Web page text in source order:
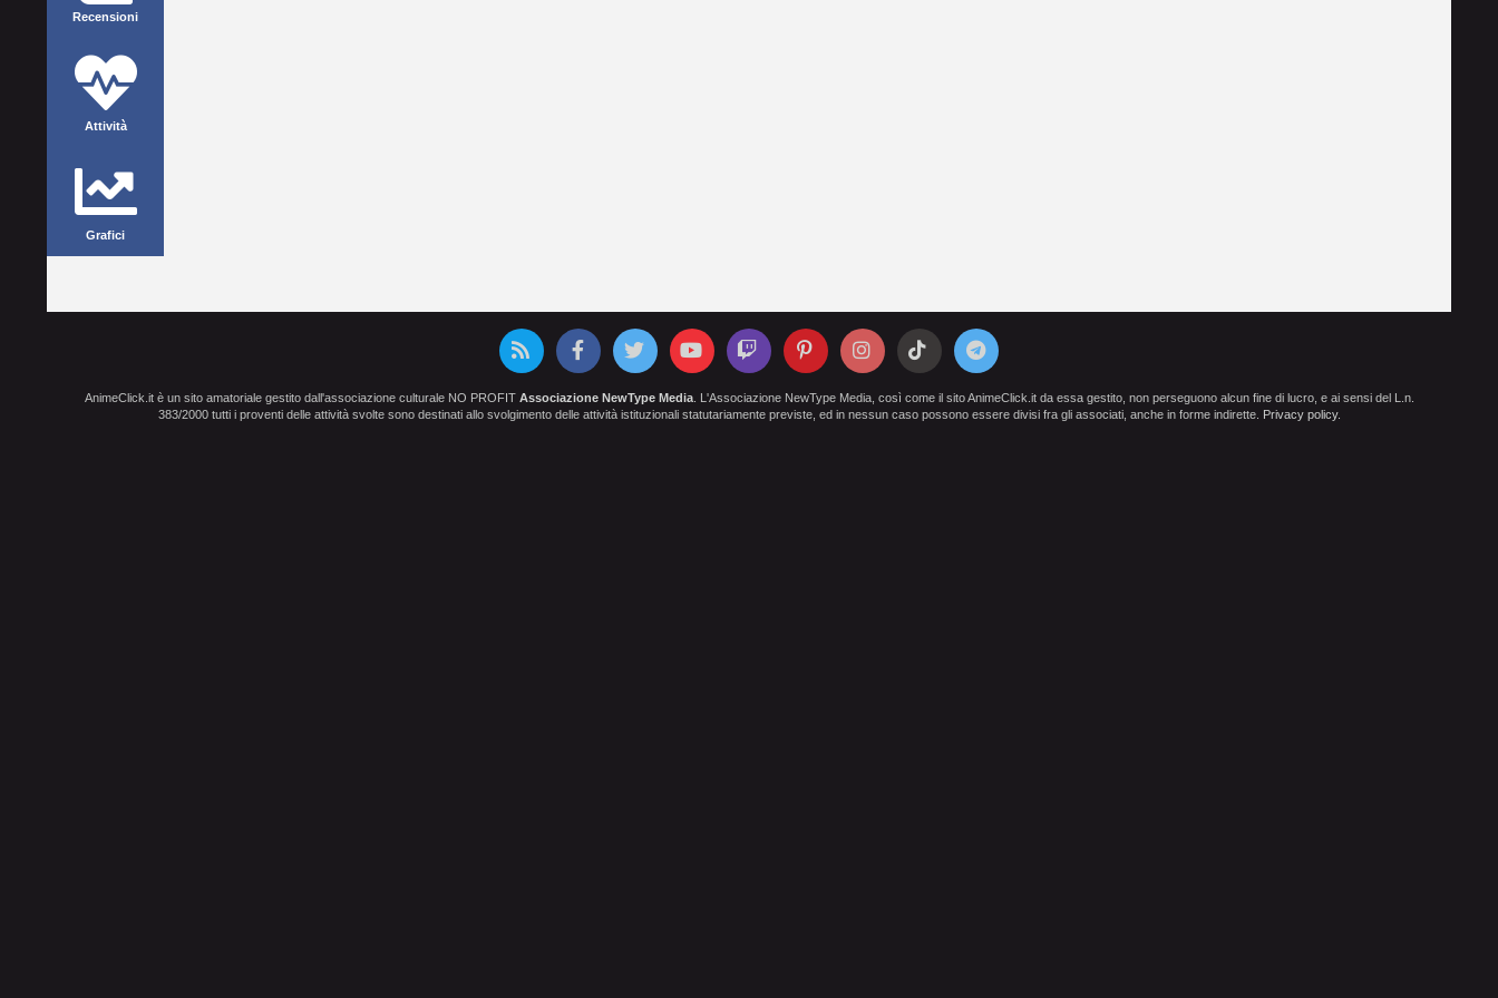
Recensioni
Attività
Grafici
AnimeClick.it è un sito amatoriale gestito dall'associazione culturale NO PROFIT Associazione NewType Media. L'Associazione NewType Media, così come il sito AnimeClick.it da essa gestito, non perseguono alcun fine di lucro, e ai sensi del L.n.
383/2000 tutti i proventi delle attività svolte sono destinati allo svolgimento delle attività istituzionali statutariamente previste, ed in nessun caso possono essere divisi fra gli associati, anche in forme indirette. Privacy policy.